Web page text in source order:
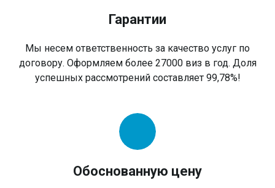
Гарантии
Мы несем ответственность за качество услуг по
договору. Оформляем более 27000 виз в год. Доля
успешных рассмотрений составляет 99,78%!
Обоснованную цену